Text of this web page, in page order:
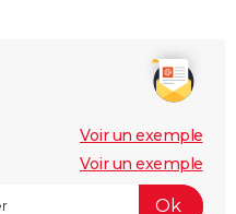
Voir un exemple
Voir un exemple